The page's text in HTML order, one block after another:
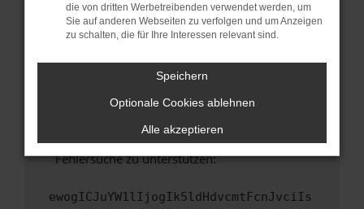
Sicherheitsrisiko, sondern kann auch dazu
führen, dass bestimmte Funktionen nicht mehr
unterstützt werden.
Wende dich an den Webseitenbetreiber.
Wenn du alle oben genannten Schritte versucht
hast, kontaktiere uns bitte. Wir werden
versuchen, das Problem zu beheben. Du kannst
uns diesen Text schicken, um uns bei der
Fehlersuche zu unterstützen:
ewogICJuYW1lIjogIk5ldHdvcmtFcnJvciIs
die von dritten Werbetreibenden verwendet werden, um
Sie auf anderen Webseiten zu verfolgen und um Anzeigen
zu schalten, die für Ihre Interessen relevant sind.
Speichern
Optionale Cookies ablehnen
Alle akzeptieren